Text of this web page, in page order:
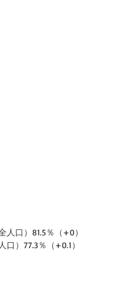
人口）81.5％（+0）
）77.3％（+0.1）